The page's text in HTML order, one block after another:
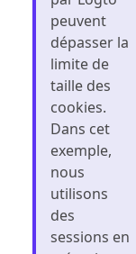
peuvent
dépasser la
limite de
taille des
cookies.
Dans cet
exemple,
nous
utilisons
des
sessions en